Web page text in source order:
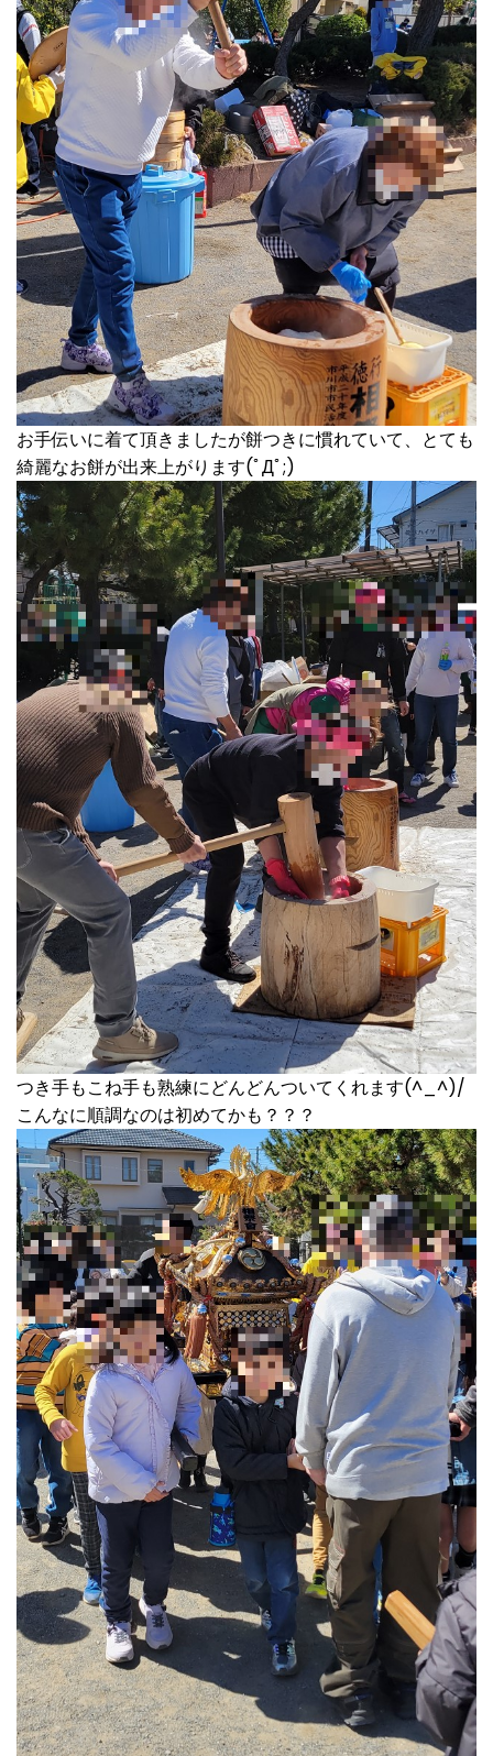
お手伝いに着て頂きましたが餅つきに慣れていて、とても
綺麗なお餅が出来上がります(ﾟДﾟ;)
つき手もこね手も熟練にどんどんついてくれます(^_^)/
こんなに順調なのは初めてかも？？？